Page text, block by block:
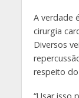
A verdade
cirurgia
Diversos
respeito